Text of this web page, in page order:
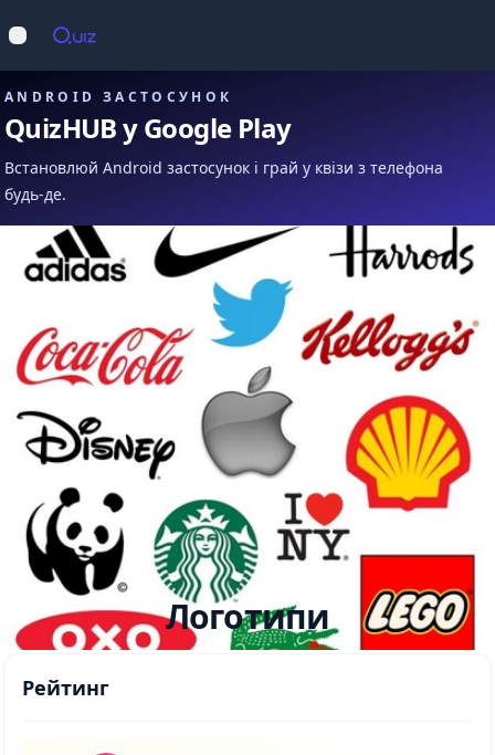
Відкрити меню
ANDROID ЗАСТОСУНОК
QuizHUB у Google Play
Встановлюй Android застосунок і грай у квізи з телефона
будь-де.
Логотипи
Рейтинг